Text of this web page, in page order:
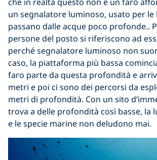
un segnalatore luminoso, usato per le
passano dalle acque poco profonde..
persone del posto si riferiscono ad
perché segnalatore luminoso non
caso, la piattaforma più bassa
faro parte da questa profondità e
metri e poi ci sono dei percorsi da
metri di profondità. Con un sito
trova a delle profondità così basse, la
e le specie marine non deludono mai.